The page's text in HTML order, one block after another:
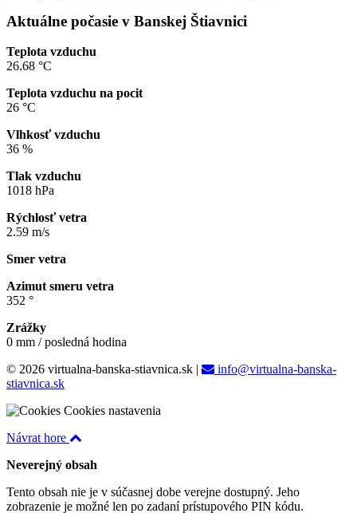
Aktuálne počasie v Banskej Štiavnici
Teplota vzduchu
26.68 °C
Teplota vzduchu na pocit
26 °C
Vlhkosť vzduchu
36 %
Tlak vzduchu
1018 hPa
Rýchlosť vetra
2.59 m/s
Smer vetra
Azimut smeru vetra
352 °
Zrážky
0 mm / posledná hodina
© 2026 virtualna-banska-stiavnica.sk |
info@virtualna-banska-
stiavnica.sk
Cookies nastavenia
Návrat hore
Neverejný obsah
Tento obsah nie je v súčasnej dobe verejne dostupný. Jeho
zobrazenie je možné len po zadaní prístupového PIN kódu.